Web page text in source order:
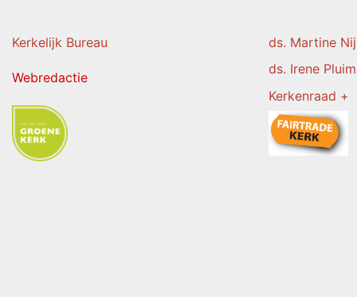
Kerkelijk Bureau ds. Martine
Webredactie
ds. Irene Pluim
Kerkenraad +